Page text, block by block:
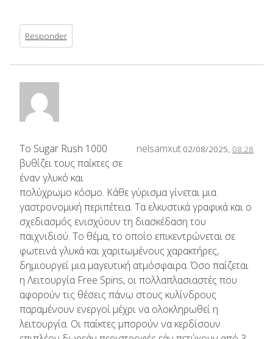
Responder
nelsamxut 02/08/2025, 08:28
Το Sugar Rush 1000
βυθίζει τους παίκτες σε
έναν γλυκό και
πολύχρωμο κόσμο. Κάθε γύρισμα γίνεται μια
γαστρονομική περιπέτεια. Τα ελκυστικά γραφικά και ο
σχεδιασμός ενισχύουν τη διασκέδαση του
παιχνιδιού. Το θέμα, το οποίο επικεντρώνεται σε
φωτεινά γλυκά και χαριτωμένους χαρακτήρες,
δημιουργεί μια μαγευτική ατμόσφαιρα. Όσο παίζεται
η Λειτουργία Free Spins, οι πολλαπλασιαστές που
αφορούν τις θέσεις πάνω στους κυλίνδρους
παραμένουν ενεργοί μέχρι να ολοκληρωθεί η
λειτουργία. Οι παίκτες μπορούν να κερδίσουν